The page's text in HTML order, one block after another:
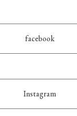
facebook
Instagram